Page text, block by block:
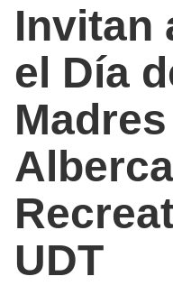
Invitan
el Día
Alberca
UDT